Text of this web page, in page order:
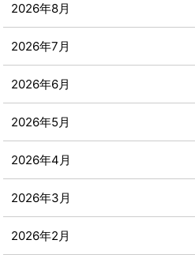
2026年8月
2026年7月
2026年6月
2026年5月
2026年4月
2026年3月
2026年2月